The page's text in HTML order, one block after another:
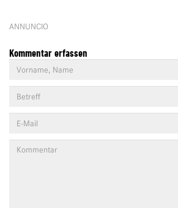
ANNUNCIO
Kommentar erfassen